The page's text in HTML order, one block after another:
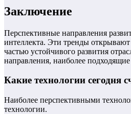
Заключение
Перспективные направления
интеллекта. Эти тренды
частью устойчивого развития
направления, наиболее
Какие технологии сегодня
Наиболее перспективными
технологии.